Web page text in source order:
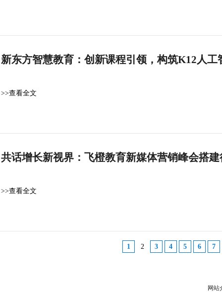
新东方智慧教育：创新课程引领，构筑K12人工
>>查看全文
共话增长新视界：飞橙教育新媒体营销峰会搭
>>查看全文
1 2 3 4 5 6 7
网站